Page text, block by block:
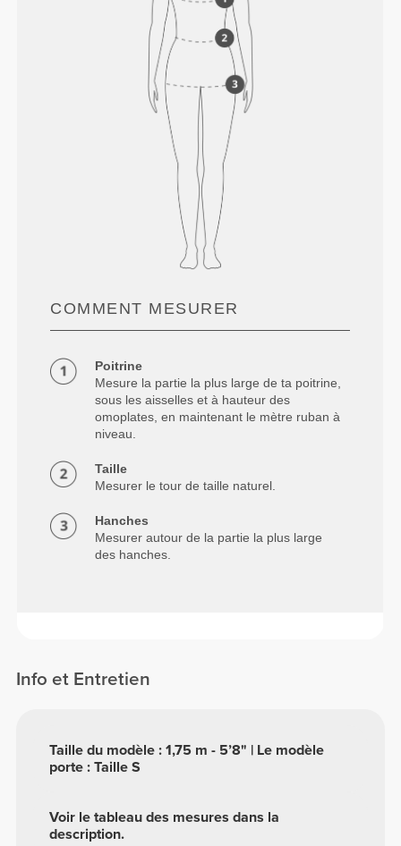
COMMENT MESURER
Poitrine
Mesure la partie la plus large de ta poitrine,
sous les aisselles et à hauteur des
omoplates, en maintenant le mètre ruban à
niveau.
Taille
Mesurer le tour de taille naturel.
Hanches
Mesurer autour de la partie la plus large
des hanches.
Info et Entretien
Voir le tableau des mesures dans la
description.
Taille du modèle : 1,75 m - 5’8" | Le modèle
porte : Taille S